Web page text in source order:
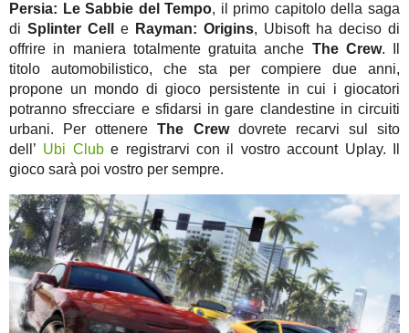
Persia: Le Sabbie del Tempo, il primo capitolo della saga
di Splinter Cell e Rayman: Origins, Ubisoft ha deciso di
offrire in maniera totalmente gratuita anche The Crew. Il
titolo automobilistico, che sta per compiere due anni,
propone un mondo di gioco persistente in cui i giocatori
potranno sfrecciare e sfidarsi in gare clandestine in circuiti
urbani. Per ottenereThe Crewdovrete recarvi sul sito
dell’ Ubi Clube registrarvi con il vostro account Uplay. Il
gioco sarà poi vostro per sempre.